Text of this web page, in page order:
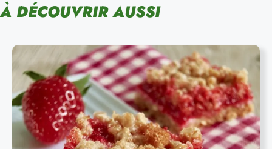
À DÉCOUVRIR AUSSI